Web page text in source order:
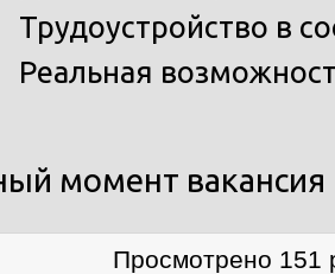
Трудоустройство в
Реальная
момент вакансия
Просмотрено 151